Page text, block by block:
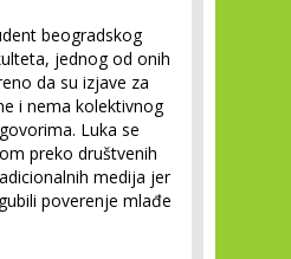
beogradskog
jednog od onih
da su izjave za
i nema kolektivnog
Luka se
preko društvenih
medija jer
poverenje mlađe